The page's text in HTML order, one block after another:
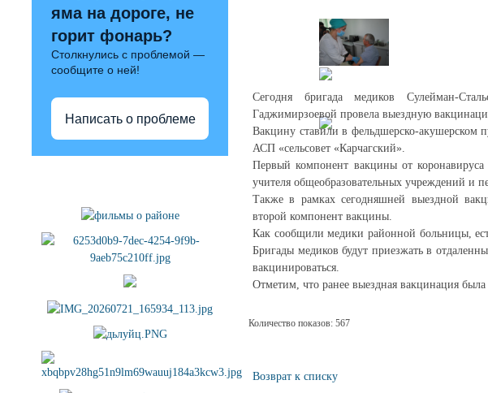
яма на дороге, не
горит фонарь?
Столкнулись с проблемой —
сообщите о ней!
Написать о проблеме
Сегодня бригада медиков Сулейман-
Гаджимирзоевой провела выездную
Вакцину ставили в фельдшерско-акушерском
АСП «сельсовет «Карчагский».
Первый компонент вакцины от
учителя общеобразовательных учреждений и
Также в рамках сегодняшней выездной
второй компонент вакцины.
Как сообщили медики районной больницы,
Бригады медиков будут приезжать в
вакцинироваться.
Отметим, что ранее выездная вакцинация
Количество показов: 567
Возврат к списку